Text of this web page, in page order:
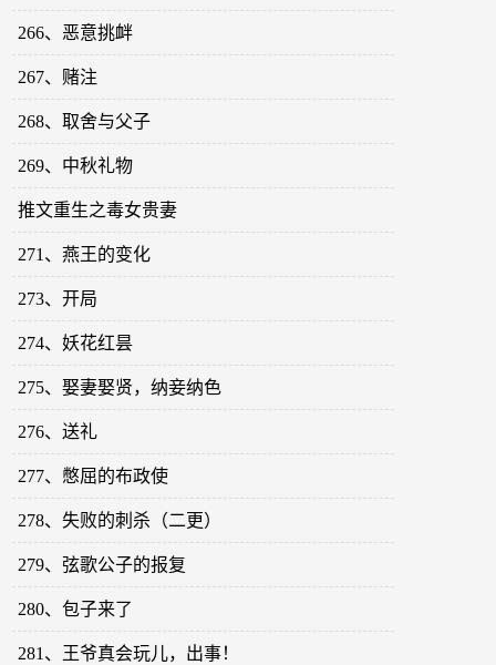
266、恶意挑衅
267、赌注
268、取舍与父子
269、中秋礼物
推文重生之毒女贵妻
271、燕王的变化
273、开局
274、妖花红昙
275、娶妻娶贤，纳妾纳色
276、送礼
277、憋屈的布政使
278、失败的刺杀（二更）
279、弦歌公子的报复
280、包子来了
281、王爷真会玩儿，出事！